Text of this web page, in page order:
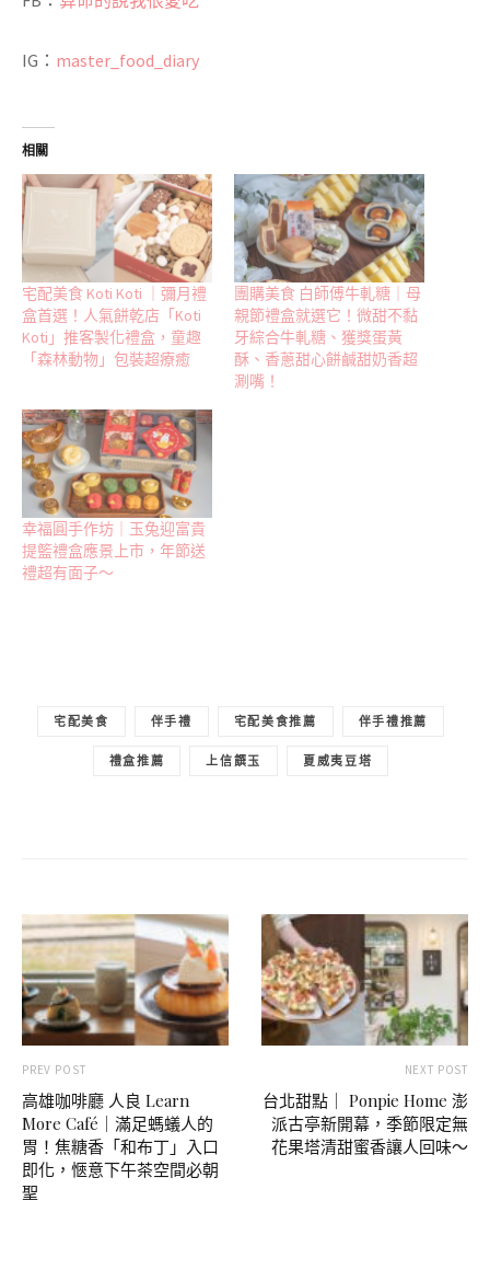
IG： master_food_diary
相關
宅配美食 Koti Koti ｜彌月禮
盒首選！人氣餅乾店「Koti
Koti」推客製化禮盒，童趣
「森林動物」包裝超療癒
團購美食 白師傅牛軋糖｜母
親節禮盒就選它！微甜不黏
牙綜合牛軋糖、獲獎蛋黃
酥、香蔥甜心餅鹹甜奶香超
涮嘴！
幸福圓手作坊｜玉兔迎富貴
提籃禮盒應景上市，年節送
禮超有面子～
宅配美食 伴手禮 宅配美食推薦 伴手禮推薦
禮盒推薦 上信饌玉 夏威夷豆塔
PREV POST
高雄咖啡廳 人良 Learn
More Café｜滿足螞蟻人的
胃！焦糖香「和布丁」入口
即化，愜意下午茶空間必朝
聖
NEXT POST
台北甜點｜ Ponpie Home 澎
派古亭新開幕，季節限定無
花果塔清甜蜜香讓人回味～